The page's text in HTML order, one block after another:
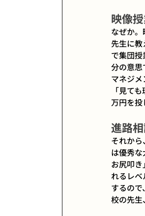
映像
なぜか
先生に
で集団
分の意
マネジ
「見て
万円を投
進路
それか
は優秀
お尻叩
れるレ
するの
校の先生